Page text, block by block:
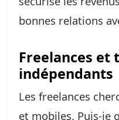
bonnes relations
Freelances et
indépendants
Les freelances
et mobiles. Puis-je